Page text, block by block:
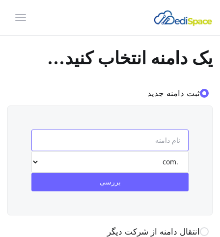
تغییر
یک دامنه انتخاب کنید...
ثبت دامنه جدید
بررسی
انتقال دامنه از شرکت دیگر